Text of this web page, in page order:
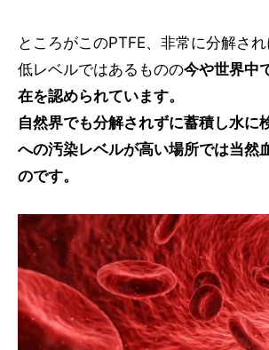
ところがこのPTFE、非常に分解され
低レベルではあるものの今や世界中
在を認められています。
自然界でも分解されずに蓄積し水に
への汚染レベルが高い場所では当然
のです。